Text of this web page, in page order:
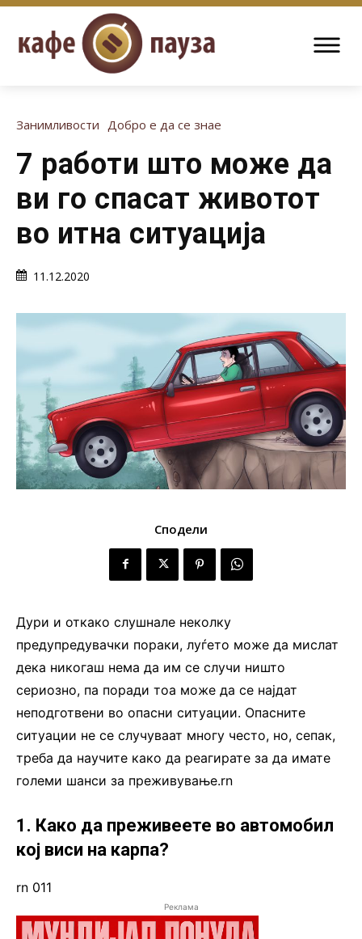
Занимливости Добро е да се знае
7 работи што може да
ви го спасат животот
во итна ситуација
11.12.2020
Сподели
Дури и откако слушнале неколку
предупредувачки пораки, луѓето може да мислат
дека никогаш нема да им се случи ништо
сериозно, па поради тоа може да се најдат
неподготвени во опасни ситуации. Опасните
ситуации не се случуваат многу често, но, сепак,
треба да научите како да реагирате за да имате
големи шанси за преживување.rn
1. Како да преживеете во автомобил
кој виси на карпа?
rn 011
Реклама